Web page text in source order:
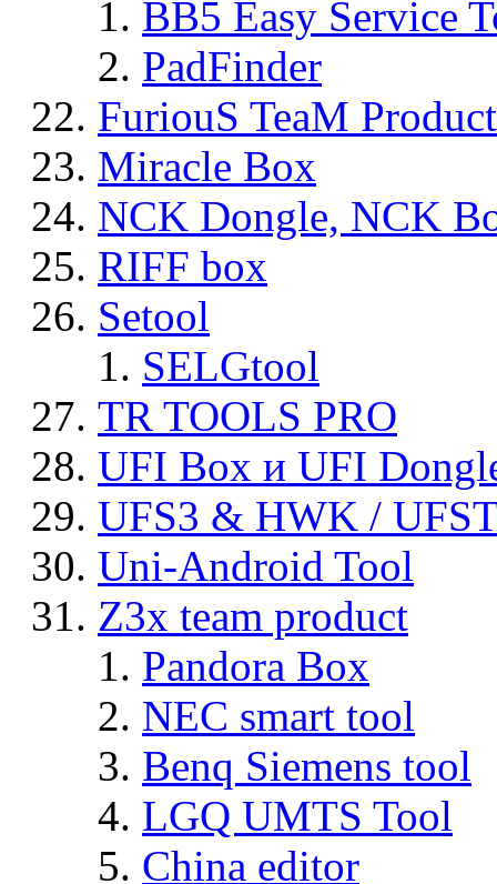
BB5 Easy Service
PadFinder
FuriouS TeaM
Miracle Box
NCK Dongle, NCK
RIFF box
Setool
SELGtool
TR TOOLS PRO
UFI Box и UFI
UFS3 & HWK /
Uni-Android Tool
Z3x team product
Pandora Box
NEC smart tool
Benq Siemens tool
LGQ UMTS Tool
China editor